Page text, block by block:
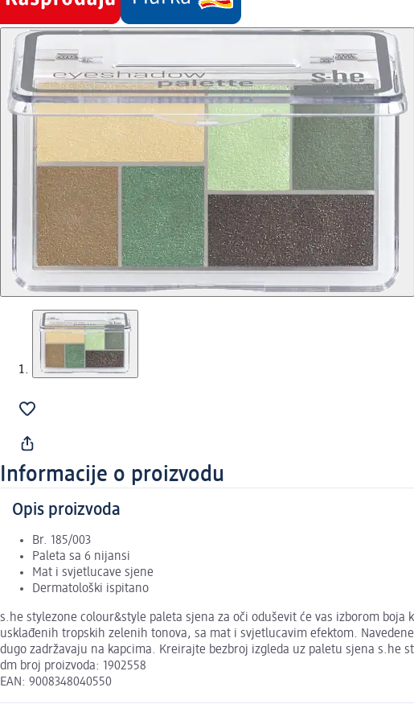
Informacije o proizvodu
Opis proizvoda
Br. 185/003
Paleta sa 6 nijansi
Mat i svjetlucave sjene
Dermatološki ispitano
s.he stylezone colour&style paleta sjena za oči oduševit će vas izborom
usklađenih tropskih zelenih tonova, sa mat i svjetlucavim efektom.
dugo zadržavaju na kapcima. Kreirajte bezbroj izgleda uz paletu sjena s.he
dm broj proizvoda: 1902558
EAN: 9008348040550